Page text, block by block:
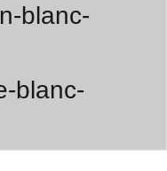
blanc-
blanc-